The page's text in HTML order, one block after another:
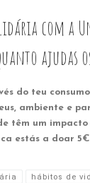
com a
ajudas
do teu
ambiente e
têm um impacto
estás a doar
hábitos de